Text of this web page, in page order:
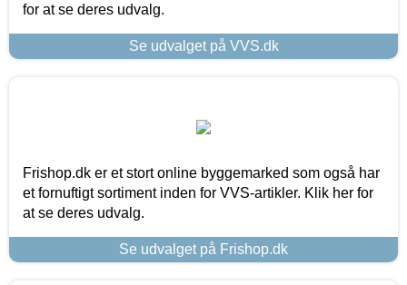
for at se deres udvalg.
Se udvalget på VVS.dk
Frishop.dk er et stort online byggemarked som også har
et fornuftigt sortiment inden for VVS-artikler. Klik her for
at se deres udvalg.
Se udvalget på Frishop.dk